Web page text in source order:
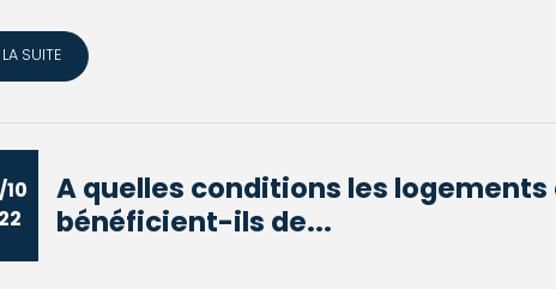
LA SUITE
A quelles conditions les
bénéficient-ils de...